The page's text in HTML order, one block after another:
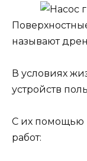
называют
В условиях
устройств
С их помощью
работ: